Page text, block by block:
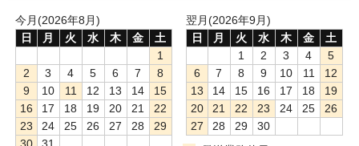
今月(2026年8月)
日
月 火 水 木 金
土
1
2
3 4 5 6 7
8
9
10 11 12 13 14
15
16
17 18 19 20 21
22
23
24 25 26 27 28
29
翌月(2026年9月)
日
月 火 水 木 金
土
1
2 3 4
5
6
7 8 9 10 11
12
13
14 15 16 17 18
19
20
21 22 23 24 25
26
27
28 29
30